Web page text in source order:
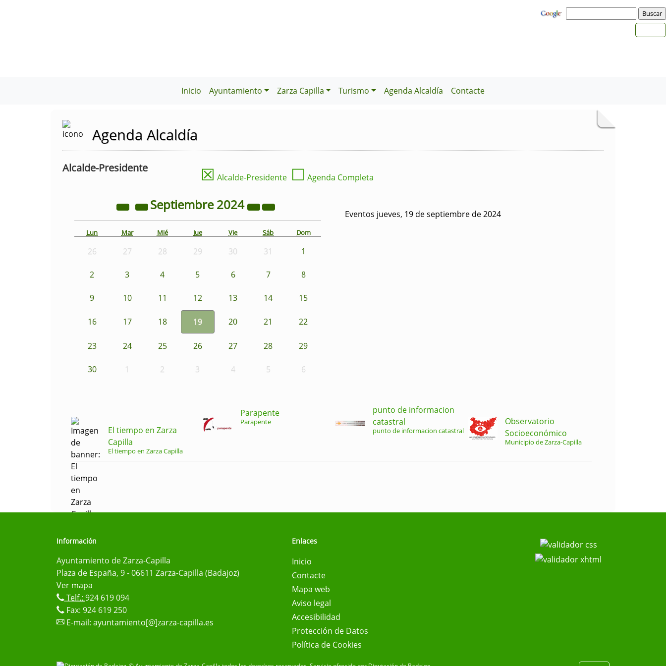
Inicio Ayuntamiento Zarza Capilla Turismo Agenda Alcaldía Contacte
Agenda Alcaldía
Alcalde-Presidente ☒ Alcalde-Presidente ☐ Agenda Completa
Septiembre2024
Lun Mar Mié Jue Vie Sáb Dom
26 27 28 29 30 31 1
2 3 4 5 6 7 8
9 10 11 12 13 14 15
16 17 18 19 20 21 22
23 24 25 26 27 28 29
30 1 2 3 4 5 6
Eventos jueves, 19 de septiembre de 2024
El tiempo en Zarza
Capilla
El tiempo en Zarza Capilla
Parapente
Parapente
punto de informacion
catastral
punto de informacion catastral
Observatorio
Socioeconómico
Municipio de Zarza-Capilla
Información
Ayuntamiento de Zarza-Capilla
Plaza de España, 9 - 06611 Zarza-Capilla (Badajoz)
Ver mapa
Telf.: 924 619 094
Fax: 924 619 250
E-mail: ayuntamiento[@]zarza-capilla.es
Enlaces
Inicio
Contacte
Mapa web
Aviso legal
Accesibilidad
Protección de Datos
Política de Cookies